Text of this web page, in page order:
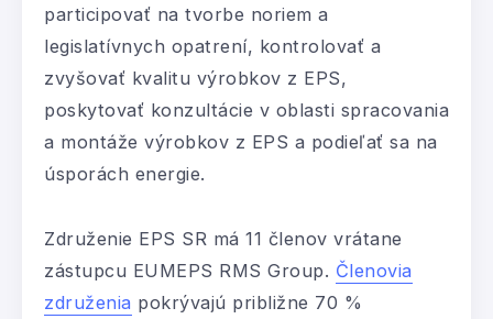
participovať na tvorbe noriem a
legislatívnych opatrení, kontrolovať a
zvyšovať kvalitu výrobkov z EPS,
poskytovať konzultácie v oblasti spracovania
a montáže výrobkov z EPS a podieľať sa na
úsporách energie.
Združenie EPS SR má 11 členov vrátane
zástupcu EUMEPS RMS Group. Členovia
združenia pokrývajú približne 70 %